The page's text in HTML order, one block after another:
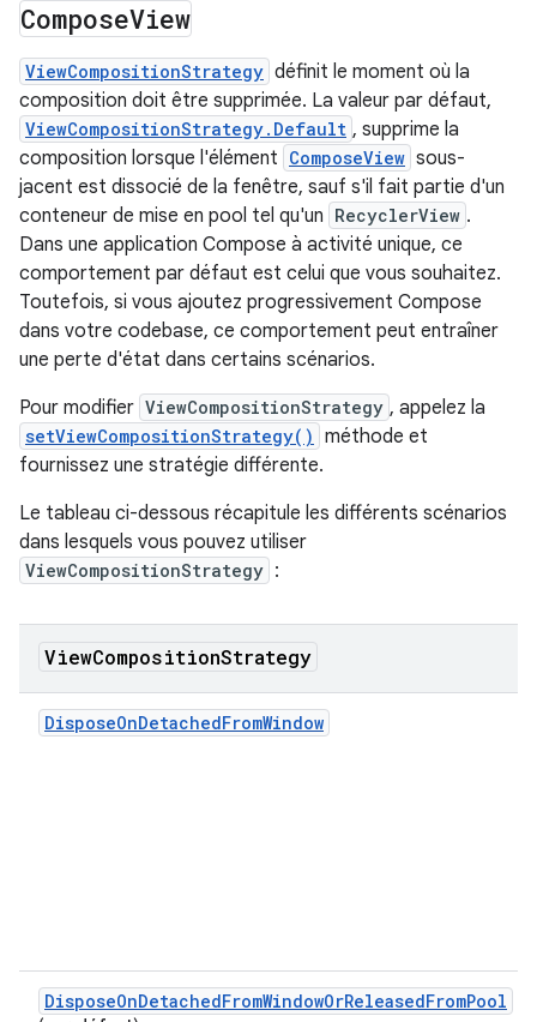
ComposeView
ViewCompositionStrategy définit le moment où la
composition doit être supprimée. La valeur par défaut,
ViewCompositionStrategy.Default , supprime la
composition lorsque l'élément ComposeView sous-
jacent est dissocié de la fenêtre, sauf s'il fait partie d'un
conteneur de mise en pool tel qu'un RecyclerView .
Dans une application Compose à activité unique, ce
comportement par défaut est celui que vous souhaitez.
Toutefois, si vous ajoutez progressivement Compose
dans votre codebase, ce comportement peut entraîner
une perte d'état dans certains scénarios.
Pour modifier ViewCompositionStrategy , appelez la
setViewCompositionStrategy() méthode et
fournissez une stratégie différente.
Le tableau ci-dessous récapitule les différents scénarios
dans lesquels vous pouvez utiliser
ViewCompositionStrategy :
ViewCompositionStrategy
DisposeOnDetachedFromWindow
DisposeOnDetachedFromWindowOrReleasedFromPool